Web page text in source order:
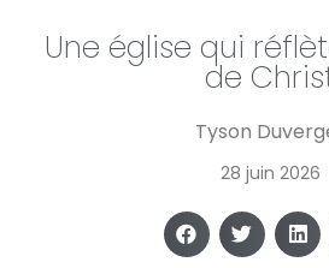
Une église qui
de
Tyson
28 juin 2026